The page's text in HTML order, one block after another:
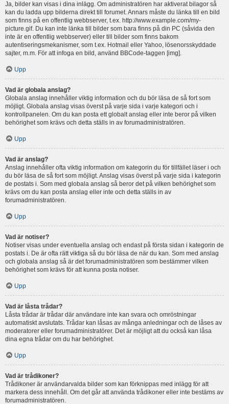
Ja, bilder kan visas i dina inlägg. Om administratören har aktiverat bilagor så
kan du ladda upp bilderna direkt till forumet. Annars måste du länka till en bild
som finns på en offentlig webbserver, t.ex. http://www.example.com/my-
picture.gif. Du kan inte länka till bilder som bara finns på din PC (såvida den
inte är en offentlig webbserver) eller till bilder som finns bakom
autentiseringsmekanismer, som t.ex. Hotmail eller Yahoo, lösenorsskyddade
sajter, m.m. För att infoga en bild, använd BBCode-taggen [img].
Upp
Vad är globala anslag?
Globala anslag innehåller viktig information och du bör läsa de så fort som
möjligt. Globala anslag visas överst på varje sida i varje kategori och i
kontrollpanelen. Om du kan posta ett globalt anslag eller inte beror på vilken
behörighet som krävs och detta ställs in av forumadministratören.
Upp
Vad är anslag?
Anslag innehåller ofta viktig information om kategorin du för tillfället läser i och
du bör läsa de så fort som möjligt. Anslag visas överst på varje sida i kategorin
de postats i. Som med globala anslag så beror det på vilken behörighet som
krävs om du kan posta anslag eller inte och detta ställs in av
forumadministratören.
Upp
Vad är notiser?
Notiser visas under eventuella anslag och endast på första sidan i kategorin de
postats i. De är ofta rätt viktiga så du bör läsa de när du kan. Som med anslag
och globala anslag så är det forumadministratören som bestämmer vilken
behörighet som krävs för att kunna posta notiser.
Upp
Vad är låsta trådar?
Låsta trådar är trådar där användare inte kan svara och omröstningar
automatiskt avslutats. Trådar kan låsas av många anledningar och de låses av
moderatorer eller forumadministratörer. Det är möjligt att du också kan låsa
dina egna trådar om du har behörighet.
Upp
Vad är trådikoner?
Trådikoner är användarvalda bilder som kan förknippas med inlägg för att
markera dess innehåll. Om det går att använda trådikoner eller inte bestäms av
forumadministratören.